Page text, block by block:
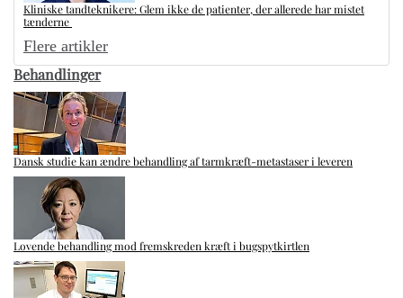
Kliniske tandteknikere: Glem ikke de patienter, der allerede har mistet
tænderne
Flere artikler
Behandlinger
Dansk studie kan ændre behandling af tarmkræft-metastaser i leveren
Lovende behandling mod fremskreden kræft i bugspytkirtlen